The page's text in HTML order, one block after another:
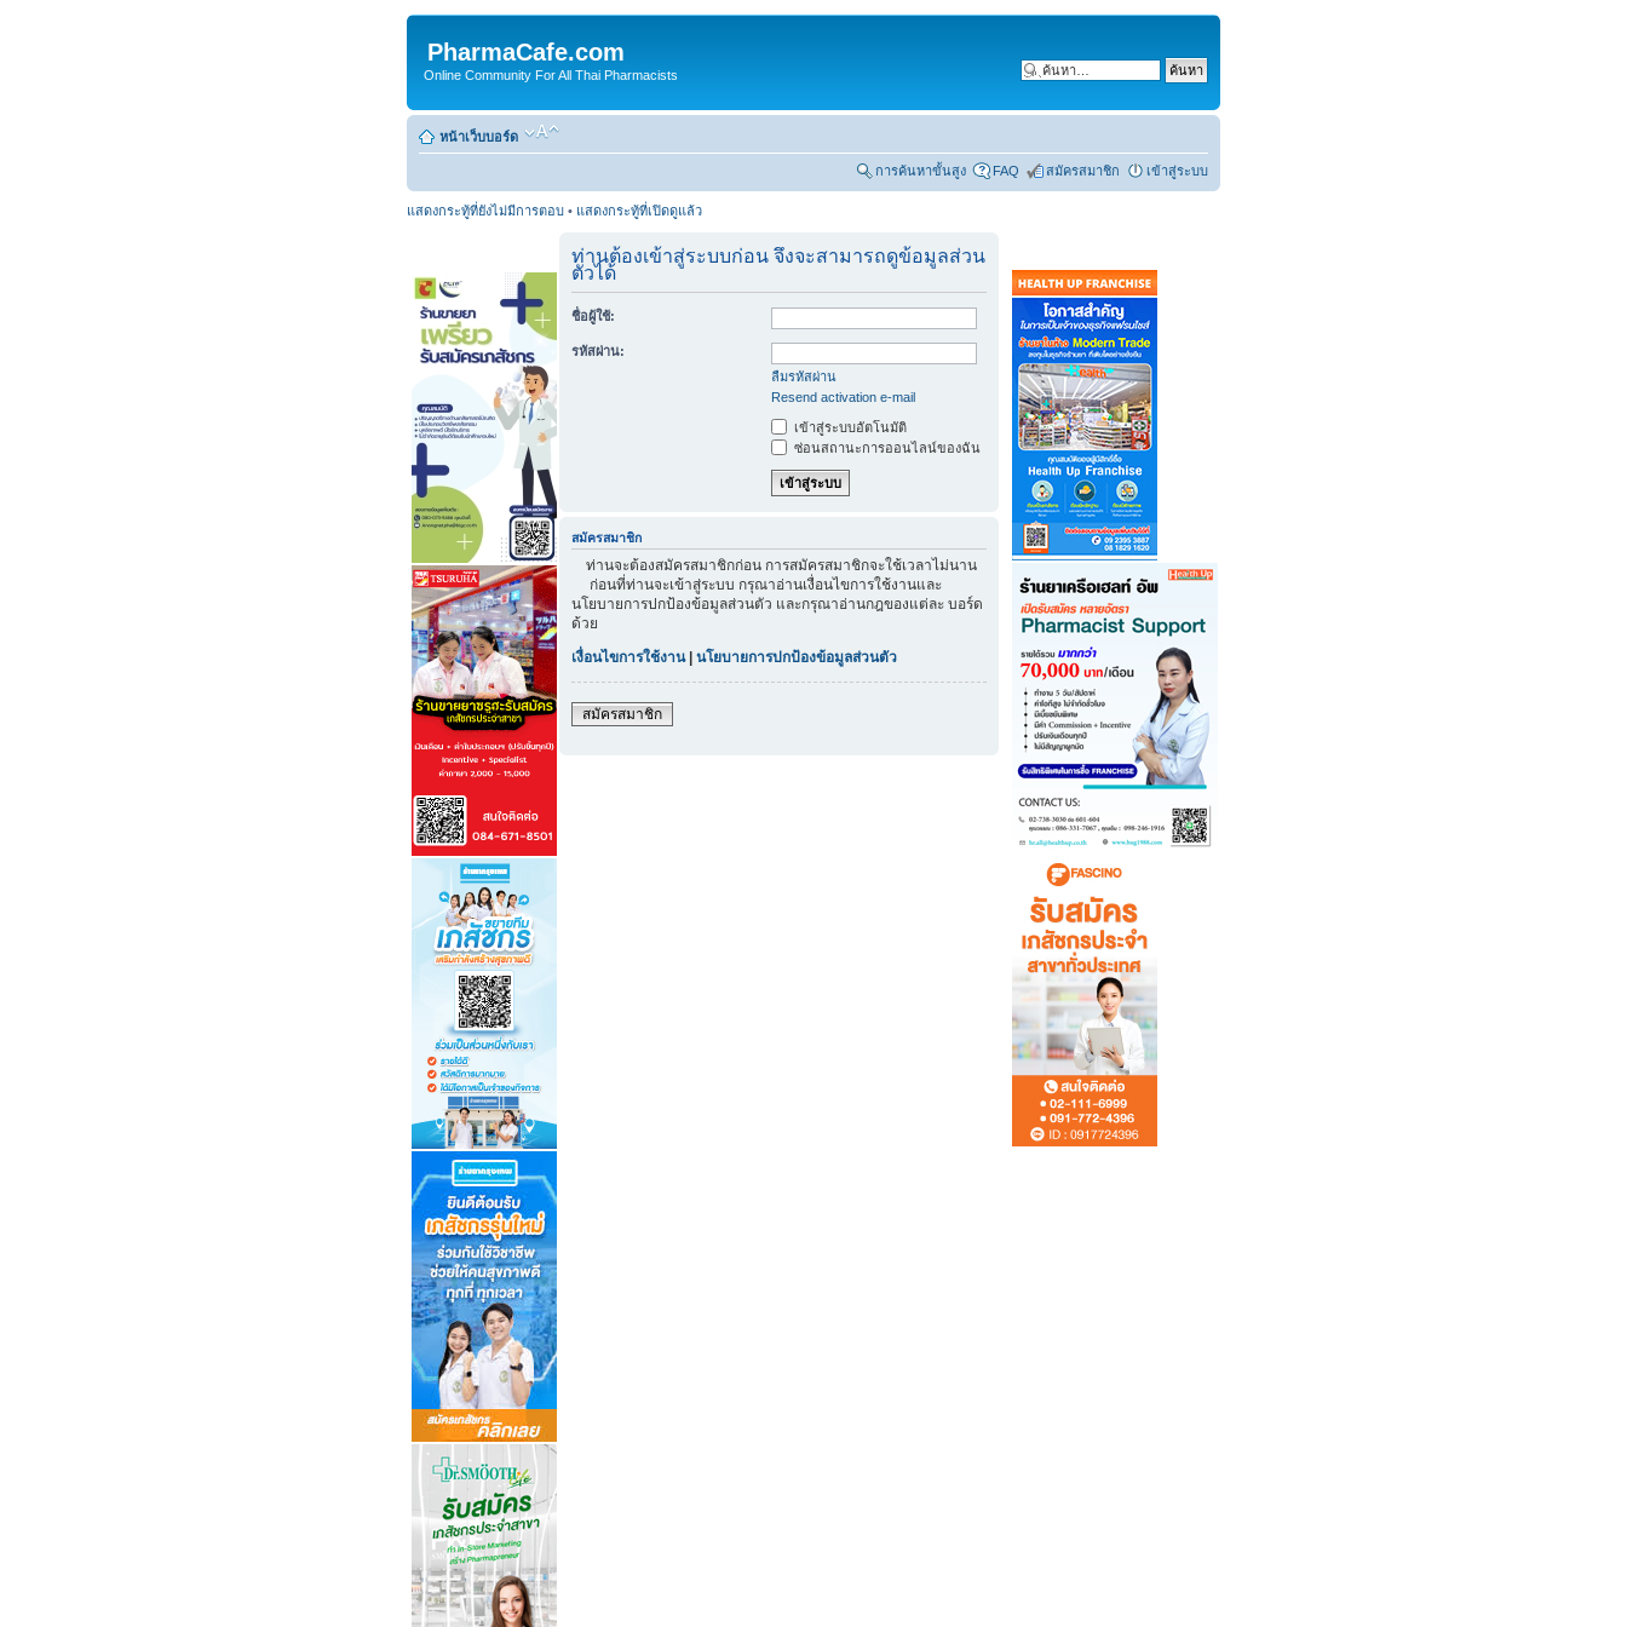
PharmaCafe.com
Online Community For All Thai Pharmacists
หน้าเว็บบอร์ด
การค้นหาขั้นสูง FAQ สมัครสมาชิก เข้าสู่ระบบ
แสดงกระทู้ที่ยังไม่มีการตอบ • แสดงกระทู้ที่เปิดดูแล้ว
ท่านต้องเข้าสู่ระบบก่อน จึงจะสามารถดูข้อมูลส่วน
ตัวได้
ชื่อผู้ใช้:
รหัสผ่าน:
ลืมรหัสผ่าน
Resend activation e-mail
เข้าสู่ระบบอัตโนมัติ
ซ่อนสถานะการออนไลน์ของฉัน
สมัครสมาชิก
ท่านจะต้องสมัครสมาชิกก่อน การสมัครสมาชิกจะใช้เวลาไม่นาน
ก่อนที่ท่านจะเข้าสู่ระบบ กรุณาอ่านเงื่อนไขการใช้งานและ
นโยบายการปกป้องข้อมูลส่วนตัว และกรุณาอ่านกฎของแต่ละ บอร์ด
ด้วย
เงื่อนไขการใช้งาน| นโยบายการปกป้องข้อมูลส่วนตัว
สมัครสมาชิก